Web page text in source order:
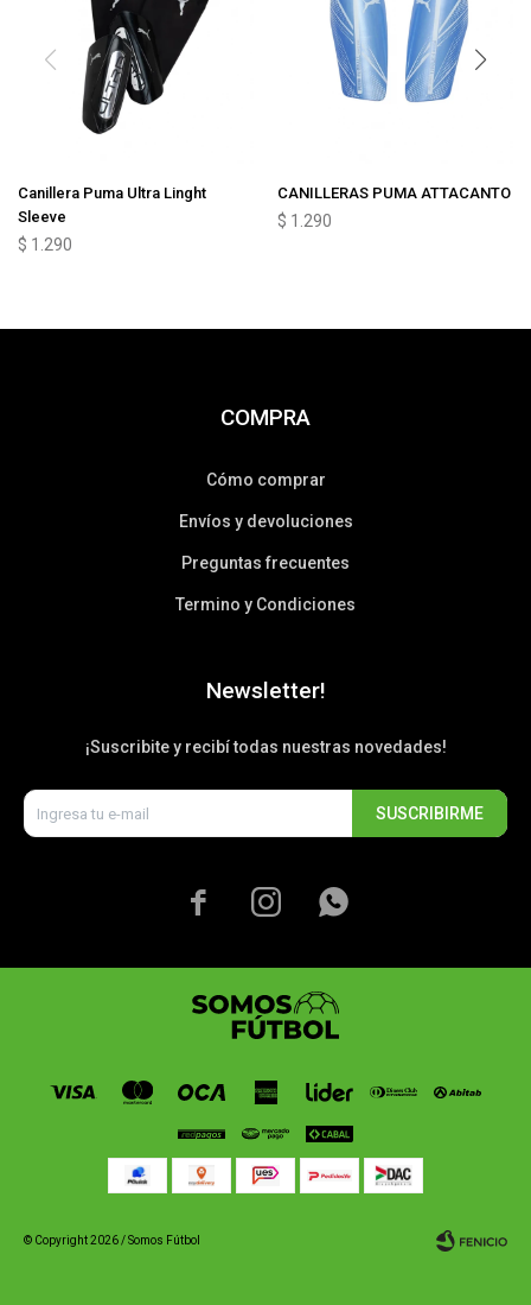
Canillera Puma Ultra Linght
Sleeve
$ 1.290
CANILLERAS PUMA ATTACANTO
$ 1.290
COMPRA
Cómo comprar
Envíos y devoluciones
Preguntas frecuentes
Termino y Condiciones
Newsletter!
¡Suscribite y recibí todas nuestras novedades!
SUSCRIBIRME
  
© Copyright 2026 / Somos Fútbol